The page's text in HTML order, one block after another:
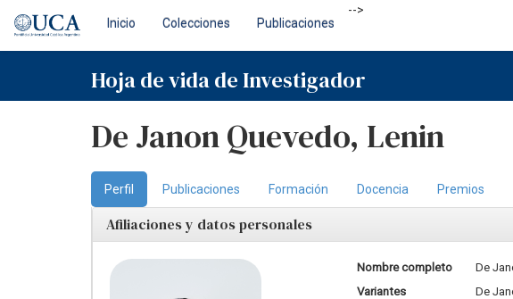
navigation
Inicio Colecciones Publicaciones
-->
Hoja de vida de Investigador
De Janon Quevedo, Lenin
Perfil Publicaciones Formación Docencia Premios
Afiliaciones y datos personales
Nombre completo
De
Variantes
De